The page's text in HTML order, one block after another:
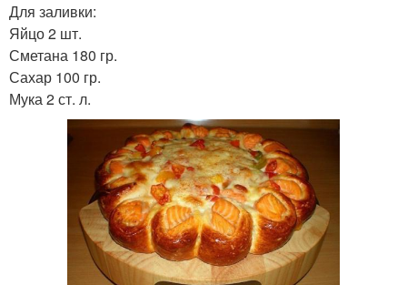
Для заливки:
Яйцо 2 шт.
Сметана 180 гр.
Сахар 100 гр.
Мука 2 ст. л.